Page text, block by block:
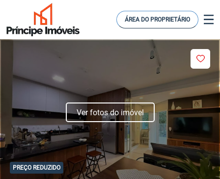
ÁREA DO PROPRIETÁRIO
PREÇO REDUZIDO
Ver fotos do imóvel